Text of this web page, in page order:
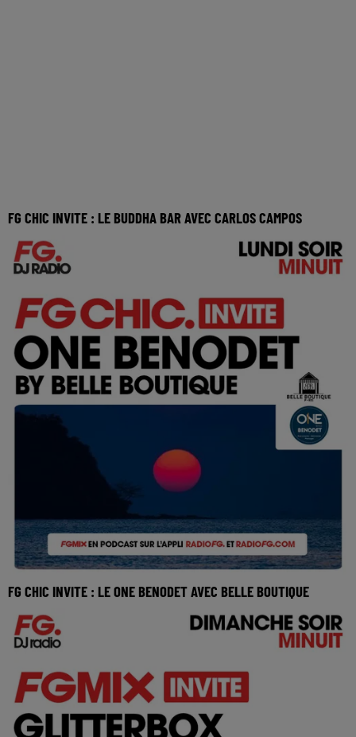
FG CHIC INVITE : LE BUDDHA BAR AVEC CARLOS CAMPOS
Campos du mardi 12 mai 2026 🎧 Ecoutez la
FG CHIC INVITE : LE ONE BENODET AVEC BELLE BOUTIQUE
Boutique du lundi 11 mai 2026 L’équipe pa